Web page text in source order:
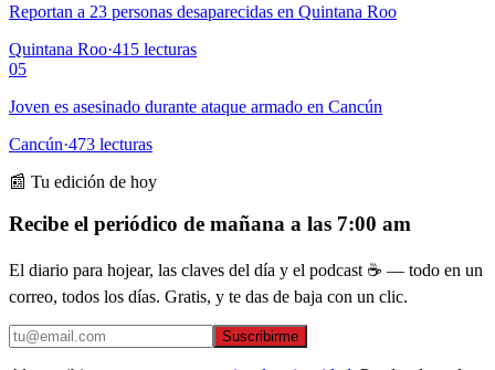
Reportan a 23 personas desaparecidas en Quintana Roo
Quintana Roo·415 lecturas
05
Joven es asesinado durante ataque armado en Cancún
Cancún·473 lecturas
📰 Tu edición de hoy
Recibe el periódico de mañana a las 7:00 am
El diario para hojear, las claves del día y el podcast ☕ — todo en un
correo, todos los días. Gratis, y te das de baja con un clic.
Suscribirme